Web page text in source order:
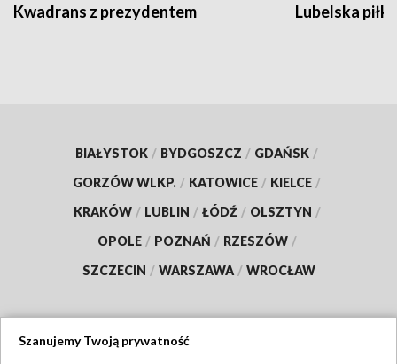
Kwadrans z prezydentem Lubelska piłka
BIAŁYSTOK / BYDGOSZCZ / GDAŃSK /
GORZÓW WLKP. / KATOWICE / KIELCE /
KRAKÓW / LUBLIN / ŁÓDŹ / OLSZTYN /
OPOLE / POZNAŃ / RZESZÓW /
SZCZECIN / WARSZAWA / WROCŁAW
Szanujemy Twoją prywatność